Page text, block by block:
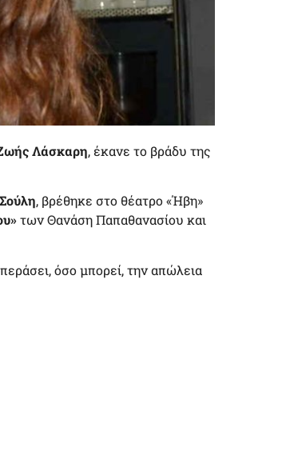
Λάσκαρη, έκανε το βράδυ της
, βρέθηκε στο θέατρο «Ήβη»
των Θανάση Παπαθανασίου και
όσο μπορεί, την απώλεια